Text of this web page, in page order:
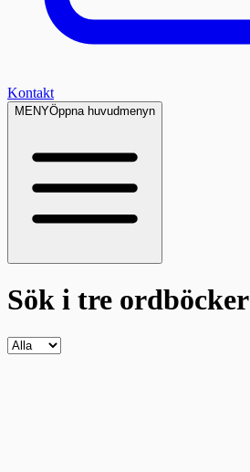
Kontakt
MENYÖppna huvudmenyn
Sök i tre ordböcker